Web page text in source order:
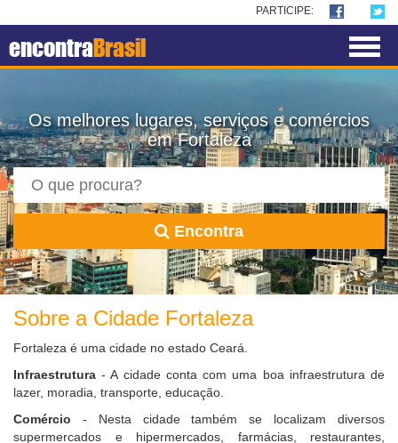
PARTICIPE:
encontraBrasil
Os melhores lugares, serviços e comércios
em Fortaleza
Encontra
Sobre a Cidade Fortaleza
Fortaleza é uma cidade no estado Ceará.
Infraestrutura - A cidade conta com uma boa infraestrutura de
lazer, moradia, transporte, educação.
Comércio - Nesta cidade também se localizam diversos
supermercados e hipermercados, farmácias, restaurantes,